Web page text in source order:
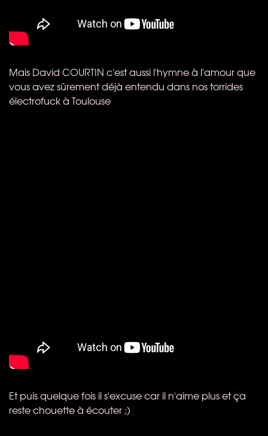
Mais David COURTIN c'est aussi l'hymne à l'amour que
vous avez sûrement déjà entendu dans nos torrides
électrofuck à Toulouse
Et puis quelque fois il s'excuse car il n'aime plus et ça
reste chouette à écouter ;)